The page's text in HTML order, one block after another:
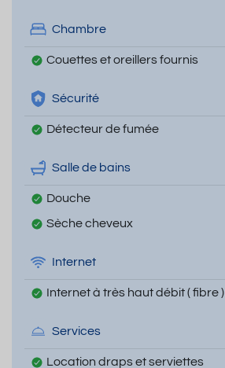
Chambre
Couettes et oreillers fournis
Sécurité
Détecteur de fumée
Salle de bains
Douche
Sèche cheveux
Internet
Internet à très haut débit ( fibre )
Services
Location draps et serviettes